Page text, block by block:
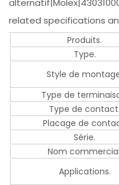
related specifications
Produits.
Type.
Style de
Type de
Type de contact.
Placage de
Série.
Nom
Applications.